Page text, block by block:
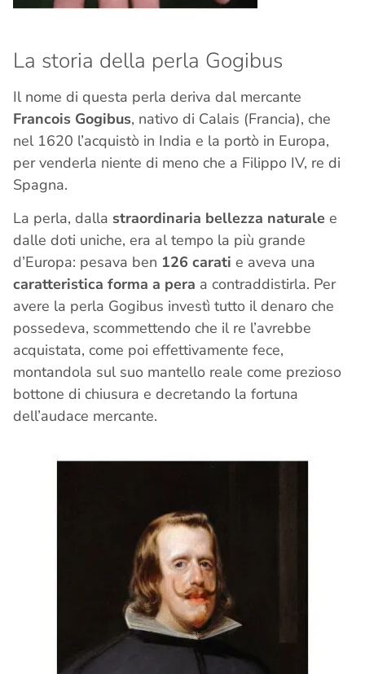
La storia della perla Gogibus
Il nome di questa perla deriva dal mercante
Francois Gogibus, nativo di Calais (Francia), che
nel 1620 l’acquistò in India e la portò in Europa,
per venderla niente di meno che a Filippo IV, re di
Spagna.
La perla, dalla straordinaria bellezza naturale e
dalle doti uniche, era al tempo la più grande
d’Europa: pesava ben 126 carati e aveva una
caratteristica forma a pera a contraddistirla. Per
avere la perla Gogibus investì tutto il denaro che
possedeva, scommettendo che il re l’avrebbe
acquistata, come poi effettivamente fece,
montandola sul suo mantello reale come prezioso
bottone di chiusura e decretando la fortuna
dell’audace mercante.